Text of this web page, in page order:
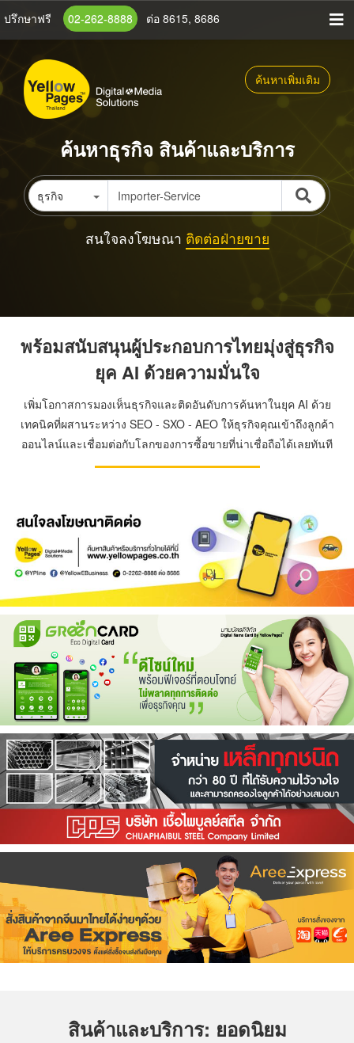
ข้าม
เนื้อหา
หลัก
ปรึกษาฟรี 02-262-8888 ต่อ 8615, 8686
ค้นหาเพิ่มเติม
ค้นหาธุรกิจ สินค้าและบริการ
ธุรกิจ
สนใจลงโฆษณา ติดต่อฝ่ายขาย
พร้อมสนับสนุนผู้ประกอบการไทยมุ่งสู่ธุรกิจ
ยุค AI ด้วยความมั่นใจ
เพิ่มโอกาสการมองเห็นธุรกิจและติดอันดับการค้นหาในยุค AI ด้วย
เทคนิคที่ผสานระหว่าง SEO - SXO - AEO ให้ธุรกิจคุณเข้าถึงลูกค้า
ออนไลน์และเชื่อมต่อกับโลกของการซื้อขายที่น่าเชื่อถือได้เลยทันที
สินค้าและบริการ: ยอดนิยม